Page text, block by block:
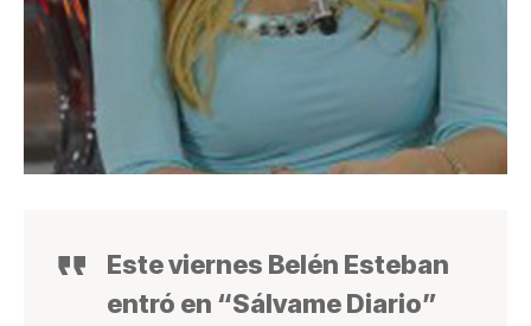
Este viernes Belén Esteban
entró en “Sálvame Diario”